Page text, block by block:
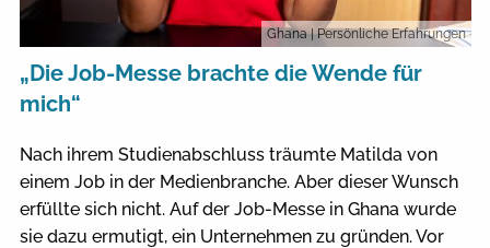
Ghana| Persönliche Erfahrungen
„Die Job-Messe brachte die Wende für
mich“
Nach ihrem Studienabschluss träumte Matilda von
einem Job in der Medienbranche. Aber dieser Wunsch
erfüllte sich nicht. Auf der Job-Messe in Ghana wurde
sie dazu ermutigt, ein Unternehmen zu gründen. Vor